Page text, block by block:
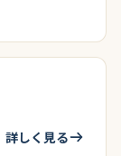
詳しく見る